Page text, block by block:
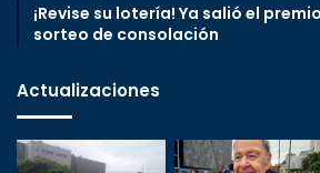
¡Revise su lotería! Ya salió el
sorteo de consolación
Actualizaciones